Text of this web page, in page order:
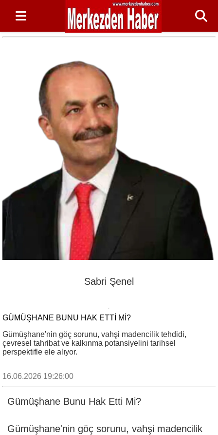
Sabri Şenel
GÜMÜŞHANE BUNU HAK ETTI MI?
Gümüşhane'nin göç sorunu, vahşi madencilik tehdidi,
çevresel tahribat ve kalkınma potansiyelini tarihsel
perspektifle ele alıyor.
16.06.2026 19:26:00
Gümüşhane Bunu Hak Etti Mi?
Gümüşhane'nin göç sorunu, vahşi madencilik